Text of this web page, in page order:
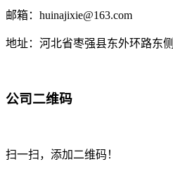
邮箱：huinajixie@163.com
地址：河北省枣强县东外环路东侧
公司二维码
扫一扫，添加二维码！